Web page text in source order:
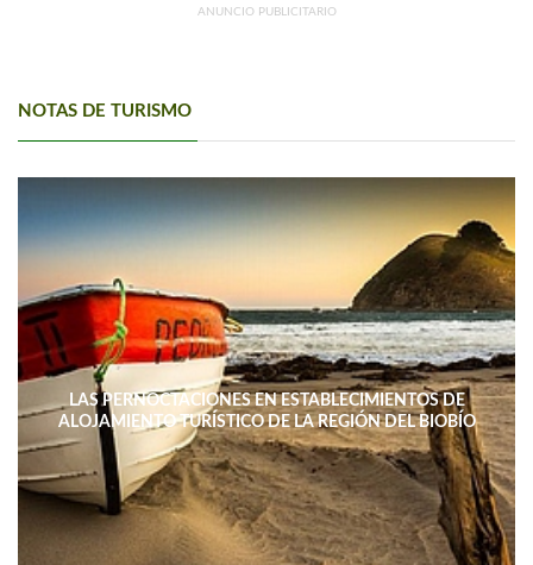
ANUNCIO PUBLICITARIO
NOTAS DE TURISMO
LAS PERNOCTACIONES EN ESTABLECIMIENTOS DE
ALOJAMIENTO TURÍSTICO DE LA REGIÓN DEL BIOBÍO
DISMINUYERON 15,4% INTERANUAL